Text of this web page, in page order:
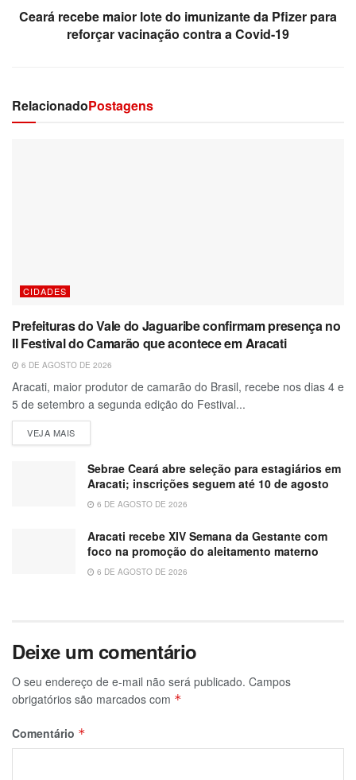
Ceará recebe maior lote do imunizante da Pfizer para
reforçar vacinação contra a Covid-19
RelacionadoPostagens
CIDADES
Prefeituras do Vale do Jaguaribe confirmam presença no
II Festival do Camarão que acontece em Aracati
6 DE AGOSTO DE 2026
Aracati, maior produtor de camarão do Brasil, recebe nos dias 4 e
5 de setembro a segunda edição do Festival...
VEJA MAIS
Sebrae Ceará abre seleção para estagiários em
Aracati; inscrições seguem até 10 de agosto
6 DE AGOSTO DE 2026
Aracati recebe XIV Semana da Gestante com
foco na promoção do aleitamento materno
6 DE AGOSTO DE 2026
Deixe um comentário
O seu endereço de e-mail não será publicado. Campos
obrigatórios são marcados com *
Comentário *